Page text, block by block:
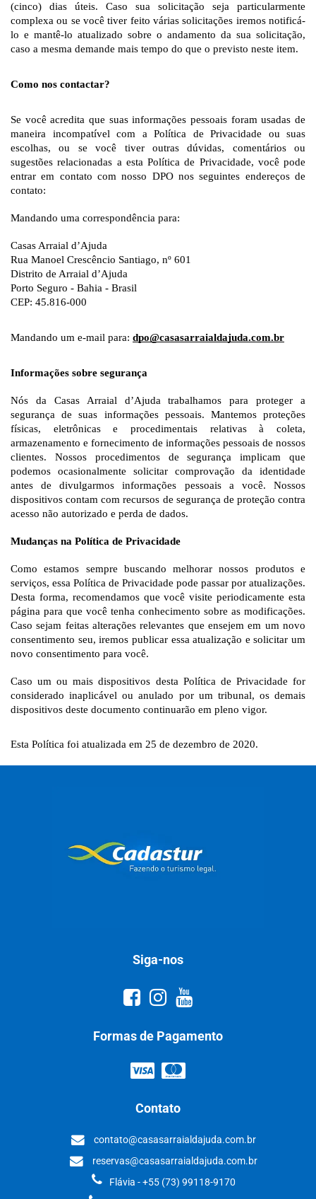
(cinco) dias úteis. Caso sua solicitação seja particularmente
complexa ou se você tiver feito várias solicitações iremos notificá-
lo e mantê-lo atualizado sobre o andamento da sua solicitação,
caso a mesma demande mais tempo do que o previsto neste item.
Como nos contactar?
Se você acredita que suas informações pessoais foram usadas de
maneira incompatível com a Política de Privacidade ou suas
escolhas, ou se você tiver outras dúvidas, comentários ou
sugestões relacionadas a esta Política de Privacidade, você pode
entrar em contato com nosso DPO nos seguintes endereços de
contato:
Mandando uma correspondência para:
Casas Arraial d’Ajuda
Rua Manoel Crescêncio Santiago, nº 601
Distrito de Arraial d’Ajuda
Porto Seguro - Bahia - Brasil
CEP: 45.816-000
Mandando um e-mail para: dpo@casasarraialdajuda.com.br
Informações sobre segurança
Nós da Casas Arraial d’Ajuda trabalhamos para proteger a
segurança de suas informações pessoais. Mantemos proteções
físicas, eletrônicas e procedimentais relativas à coleta,
armazenamento e fornecimento de informações pessoais de nossos
clientes. Nossos procedimentos de segurança implicam que
podemos ocasionalmente solicitar comprovação da identidade
antes de divulgarmos informações pessoais a você. Nossos
dispositivos contam com recursos de segurança de proteção contra
acesso não autorizado e perda de dados.
Mudanças na Política de Privacidade
Como estamos sempre buscando melhorar nossos produtos e
serviços, essa Política de Privacidade pode passar por atualizações.
Desta forma, recomendamos que você visite periodicamente esta
página para que você tenha conhecimento sobre as modificações.
Caso sejam feitas alterações relevantes que ensejem em um novo
consentimento seu, iremos publicar essa atualização e solicitar um
novo consentimento para você.
Caso um ou mais dispositivos desta Política de Privacidade for
considerado inaplicável ou anulado por um tribunal, os demais
dispositivos deste documento continuarão em pleno vigor.
Esta Política foi atualizada em 25 de dezembro de 2020.
Siga-nos
Formas de Pagamento
Contato
contato@casasarraialdajuda.com.br
reservas@casasarraialdajuda.com.br
Flávia - +55 (73) 99118-9170